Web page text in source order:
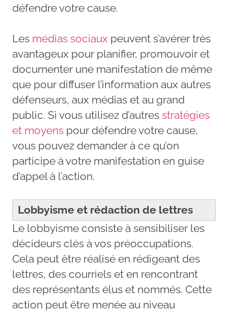
défendre votre cause.
Les médias sociaux peuvent s’avérer très
avantageux pour planifier, promouvoir et
documenter une manifestation de même
que pour diffuser l’information aux autres
défenseurs, aux médias et au grand
public. Si vous utilisez d’autres stratégies
et moyens pour défendre votre cause,
vous pouvez demander à ce qu’on
participe à votre manifestation en guise
d’appel à l’action.
Lobbyisme et rédaction de lettres
Le lobbyisme consiste à sensibiliser les
décideurs clés à vos préoccupations.
Cela peut être réalisé en rédigeant des
lettres, des courriels et en rencontrant
des représentants élus et nommés. Cette
action peut être menée au niveau